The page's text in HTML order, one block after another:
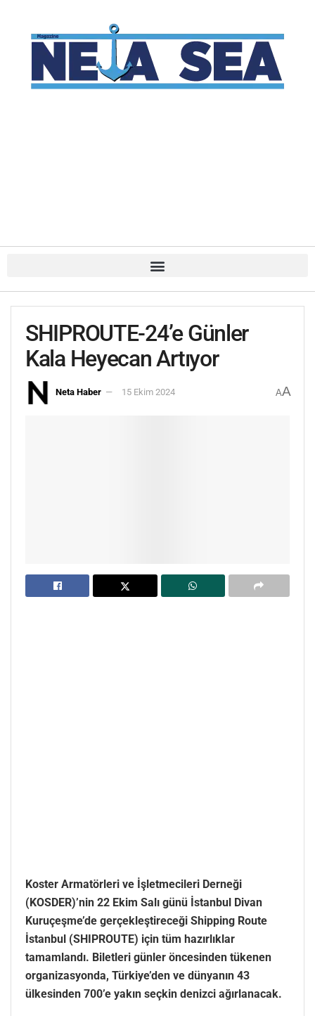
SHIPROUTE-24’e Günler
Kala Heyecan Artıyor
Neta Haber 15 Ekim 2024 AA
Koster Armatörleri ve İşletmecileri Derneği
(KOSDER)’nin 22 Ekim Salı günü İstanbul Divan
Kuruçeşme’de gerçekleştireceği Shipping Route
İstanbul (SHIPROUTE) için tüm hazırlıklar
tamamlandı. Biletleri günler öncesinden tükenen
organizasyonda, Türkiye’den ve dünyanın 43
ülkesinden 700’e yakın seçkin denizci ağırlanacak.